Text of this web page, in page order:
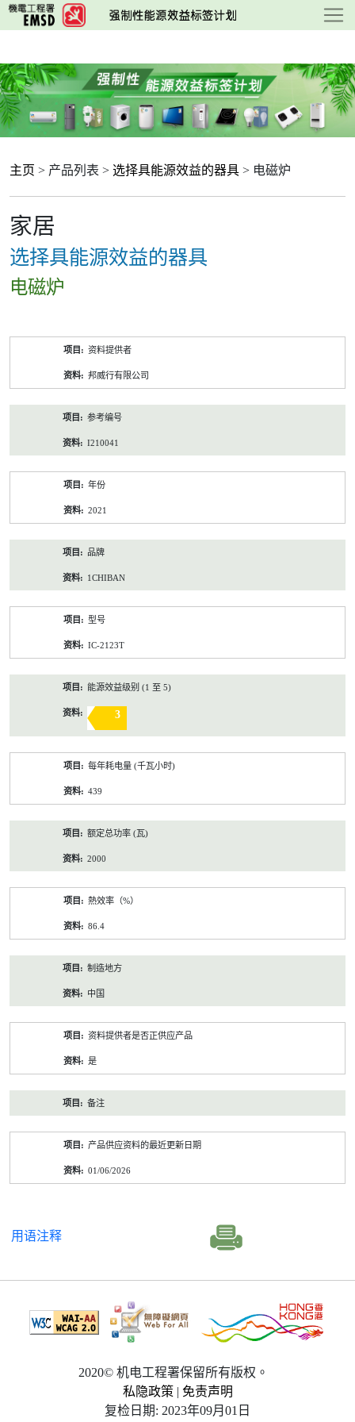
跳
至
要
内
容
主页 > 产品列表 > 选择具能源效益的器具 > 电磁炉
家居
选择具能源效益的器具
电磁炉
资料提供者
邦威行有限公司
参考编号
I210041
年份
2021
品牌
1CHIBAN
型号
IC-2123T
能源效益级别 (1 至 5)
3
每年耗电量 (千瓦小时)
439
额定总功率 (瓦)
2000
熱效率（%）
86.4
制造地方
中国
资料提供者是否正供应产品
是
备注
产品供应资料的最近更新日期
01/06/2026
用语注释
2020© 机电工程署保留所有版权。
私隐政策 | 免责声明
复检日期: 2023年09月01日